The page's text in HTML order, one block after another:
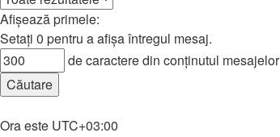
Afişează primele:
Setați 0 pentru a afișa întregul mesaj.
de caractere din conţinutul mesajelor
Ora este UTC+03:00